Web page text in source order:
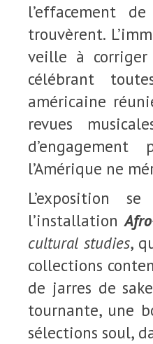
l’effacement
trouvèrent.
veille à
célébrant
américaine
revues
l’Amérique ne
L’exposition
l’installation
cultural studies,
collections
de jarres de
tournante, une
sélections soul,